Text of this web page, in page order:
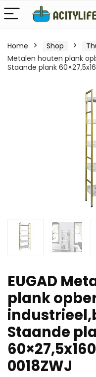
Home Shop
Metalen houten plank
Staande plank
EUGAD
plank
Staande
0018ZWJ